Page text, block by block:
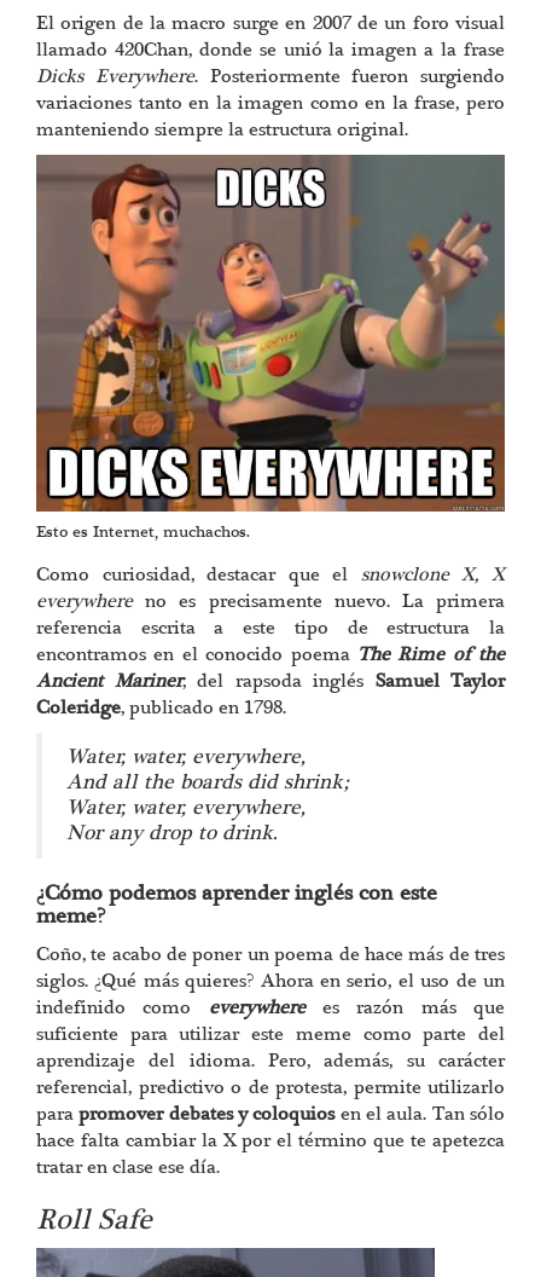
El origen de la macro surge en 2007 de un foro visual
llamado 420Chan, donde se unió la imagen a la frase
Dicks Everywhere. Posteriormente fueron surgiendo
variaciones tanto en la imagen como en la frase, pero
manteniendo siempre la estructura original.
Esto es Internet, muchachos.
Como curiosidad, destacar que el snowclone X, X
everywhereno es precisamente nuevo. La primera
referencia escrita a este tipo de estructura la
encontramos en el conocido poema The Rime of the
Ancient Mariner, del rapsoda inglés Samuel Taylor
Coleridge, publicado en 1798.
Water, water, everywhere,
And all the boards did shrink;
Water, water, everywhere,
Nor any drop to drink.
¿Cómo podemos aprender inglés con este
meme?
Coño, te acabo de poner un poema de hace más de tres
siglos. ¿Qué más quieres? Ahora en serio, el uso de un
indefinido como everywhere
es razón más que
suficiente para utilizar este meme como parte del
aprendizaje del idioma. Pero, además, su carácter
referencial, predictivo o de protesta, permite utilizarlo
parapromover debates y coloquiosen el aula. Tan sólo
hace falta cambiar la X por el término que te apetezca
tratar en clase ese día.
Roll Safe